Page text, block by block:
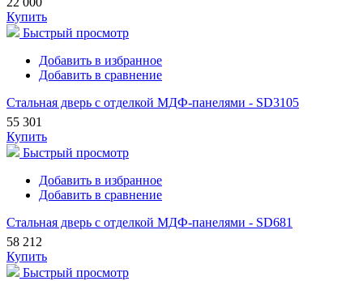
Купить
Быстрый просмотр
Добавить в избранное
Добавить в сравнение
Стальная дверь с отделкой МДФ-панелями - SD3105
55 301
Купить
Быстрый просмотр
Добавить в избранное
Добавить в сравнение
Стальная дверь с отделкой МДФ-панелями - SD681
58 212
Купить
Быстрый просмотр